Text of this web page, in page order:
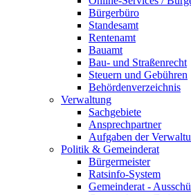
Bürgerbüro
Standesamt
Rentenamt
Bauamt
Bau- und Straßenrecht
Steuern und Gebühren
Behördenverzeichnis
Verwaltung
Sachgebiete
Ansprechpartner
Aufgaben der
Politik & Gemeinderat
Bürgermeister
Ratsinfo-System
Gemeinderat -